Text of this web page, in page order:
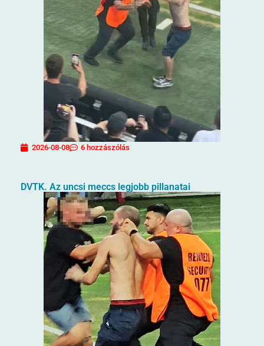
2026-08-08 6 hozzászólás
DVTK. Az uncsi meccs legjobb pillanatai